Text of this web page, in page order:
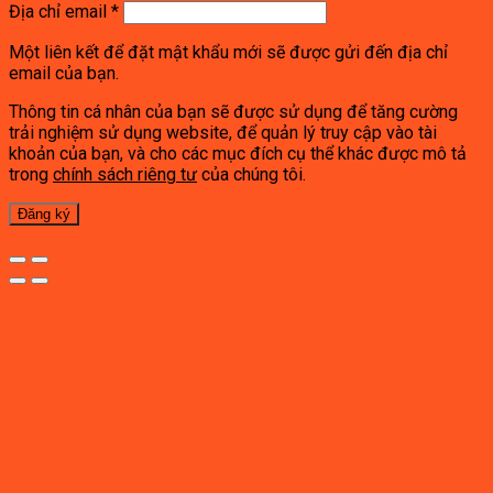
Địa chỉ email *
Một liên kết để đặt mật khẩu mới sẽ được gửi đến địa chỉ
email của bạn.
Thông tin cá nhân của bạn sẽ được sử dụng để tăng cường
trải nghiệm sử dụng website, để quản lý truy cập vào tài
khoản của bạn, và cho các mục đích cụ thể khác được mô tả
trong chính sách riêng tư của chúng tôi.
Đăng ký